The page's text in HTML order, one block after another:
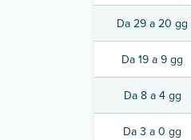
Da 29 a 20 gg
Da 19 a 9 gg
Da 8 a 4 gg
Da 3 a 0 gg